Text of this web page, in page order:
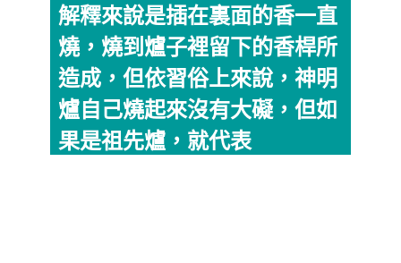
解釋來說是插在裏面的香一直
燒，燒到爐子裡留下的香桿所
造成，但依習俗上來說，神明
爐自己燒起來沒有大礙，但如
果是祖先爐，就代表